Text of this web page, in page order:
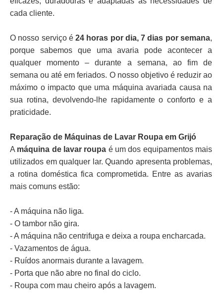
cada cliente.
O nosso serviço é24 horas por dia, 7 dias por semana,
porque sabemos que uma avaria pode acontecer a
qualquer momento – durante a semana, ao fim de
semana ou até em feriados. O nosso objetivo é reduzir ao
máximo o impacto que uma máquina avariada causa na
sua rotina, devolvendo-lhe rapidamente o conforto e a
praticidade.
Reparação de Máquinas de Lavar Roupa em Grijó
A máquina de lavar roupa é um dos equipamentos mais
utilizados em qualquer lar. Quando apresenta problemas,
a rotina doméstica fica comprometida. Entre as avarias
mais comuns estão:
- A máquina não liga.
- O tambor não gira.
- A máquina não centrifuga e deixa a roupa encharcada.
- Vazamentos de água.
- Ruídos anormais durante a lavagem.
- Porta que não abre no final do ciclo.
- Roupa com mau cheiro após a lavagem.